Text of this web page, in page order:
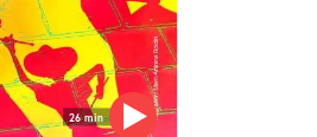
26 min